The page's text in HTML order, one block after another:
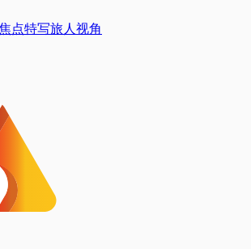
点特写旅人视角